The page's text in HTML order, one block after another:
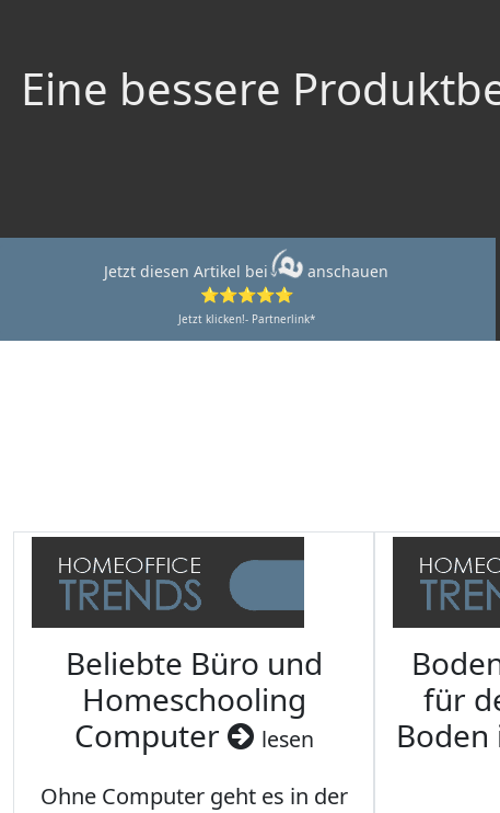
Eine bessere
Jetzt diesen Artikel bei
anschauen
⭐⭐⭐⭐⭐
Jetzt klicken!- Partnerlink*
Beliebte Büro und
Homeschooling
Computer
lesen
Ohne Computer geht es in der
für